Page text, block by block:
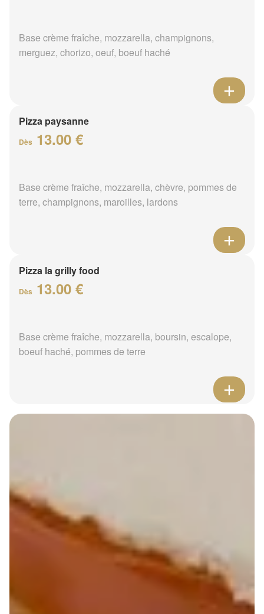
Base crème fraîche, mozzarella, champignons,
merguez, chorizo, oeuf, boeuf haché
Pizza paysanne
Dès 13.00 €
Base crème fraîche, mozzarella, chèvre, pommes de
terre, champignons, maroilles, lardons
Pizza la grilly food
Dès 13.00 €
Base crème fraîche, mozzarella, boursin, escalope,
boeuf haché, pommes de terre